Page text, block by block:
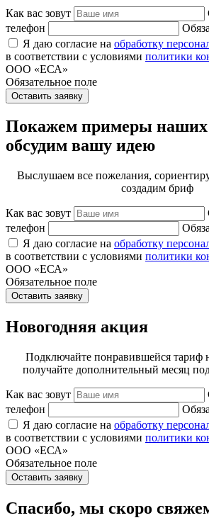
Как вас зовут
телефон
Я даю согласие на обработку
в соответствии с условиями политики
ООО «ЕСА»
Обязательное поле
Оставить заявку
Покажем примеры наших
обсудим вашу идею
Выслушаем все пожелания,
создадим бриф
Как вас зовут
телефон
Я даю согласие на обработку
в соответствии с условиями политики
ООО «ЕСА»
Обязательное поле
Оставить заявку
Новогодняя акция
Подключайте понравившейся тариф
получайте дополнительный месяц
Как вас зовут
телефон
Я даю согласие на обработку
в соответствии с условиями политики
ООО «ЕСА»
Обязательное поле
Оставить заявку
Спасибо, мы скоро